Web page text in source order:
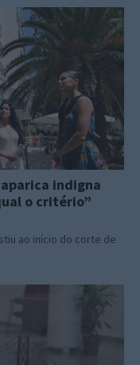
indigna
o critério”
ao início do corte de